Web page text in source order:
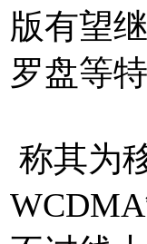
版有望
罗盘等
称其为